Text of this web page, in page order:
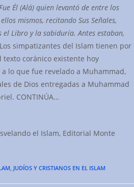
Él (Alá) quien levantó de entre los
mismos, recitando Sus Señales,
el Libro y la sabiduría. Antes estaban,
Los simpatizantes del Islam tienen por
coránico existente hoy
lo que fue revelado a Muhammad,
de Dios entregadas a Muhammad
CONTINÚA…
el Islam, Editorial Monte
, JUDÍOS Y CRISTIANOS EN EL ISLAM